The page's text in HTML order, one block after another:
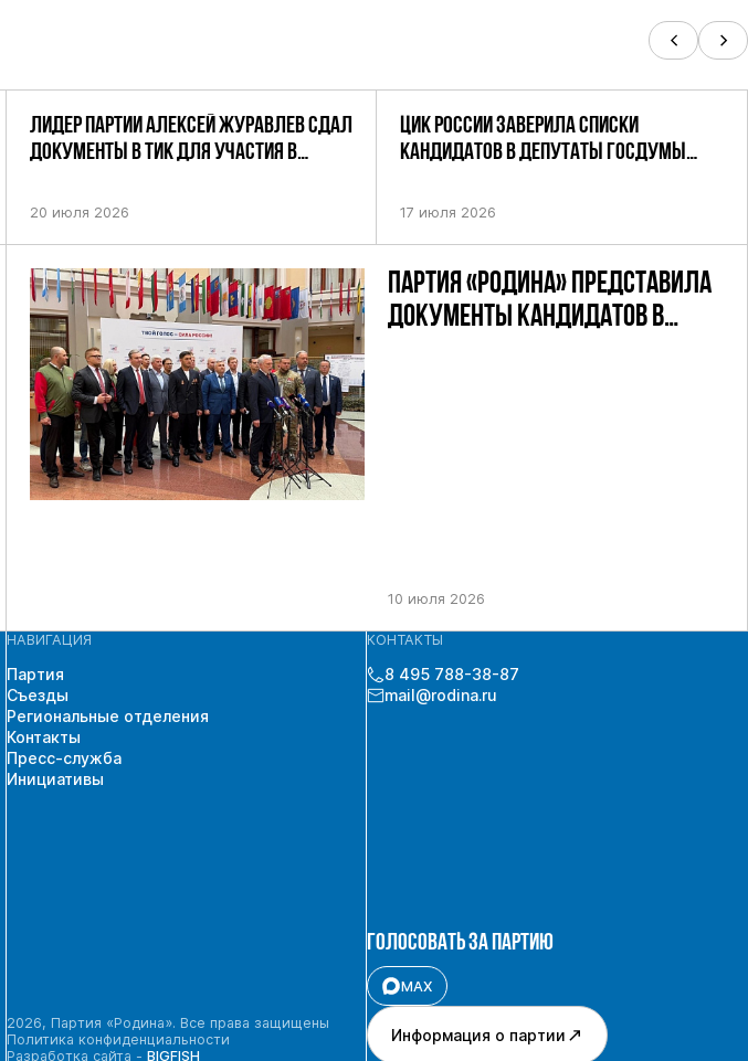
ЛИДЕР ПАРТИИ АЛЕКСЕЙ ЖУРАВЛЕВ СДАЛ
ДОКУМЕНТЫ В ТИК ДЛЯ УЧАСТИЯ В
ПО НЕФТЕКАМСКОМУ ОДНОМАНДАТНОМУ
20 июля 2026
ЦИК РОССИИ ЗАВЕРИЛА СПИСКИ
КАНДИДАТОВ В ДЕПУТАТЫ ГОСДУМЫ
17 июля 2026
ПАРТИЯ «РОДИНА» ПРЕДСТАВИЛА
ДОКУМЕНТЫ КАНДИДАТОВ В
10 июля 2026
НАВИГАЦИЯ
Партия
Съезды
Региональные отделения
Контакты
Пресс-служба
Инициативы
2026, Партия «Родина». Все права защищены
Политика конфиденциальности
Разработка сайта - BIGFISH
КОНТАКТЫ
8 495 788-38-87
mail@rodina.ru
ГОЛОСОВАТЬ ЗА ПАРТИЮ
MAX
Информация о партии